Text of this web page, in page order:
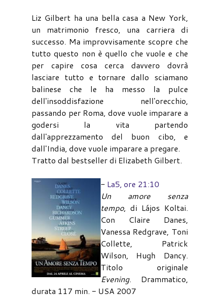
Liz Gilbert ha una bella casa a New York,
un matrimonio fresco, una carriera di
successo. Ma improvvisamente scopre che
tutto questo non è quello che vuole e che
per capire cosa cerca davvero dovrà
lasciare tutto e tornare dallo sciamano
balinese che le ha messo la pulce
dell'insoddisfazione nell'orecchio,
passando per Roma, dove vuole imparare a
godersi la vita partendo
dall'apprezzamento del buon cibo, e
dall'India, dove vuole imparare a pregare.
Tratto dal bestseller di Elizabeth Gilbert.
- La5, ore 21:10
Un amore senza
tempo, di Lájos Koltai.
Con Claire Danes,
Vanessa Redgrave, Toni
Collette, Patrick
Wilson, Hugh Dancy.
Titolo originale
Evening. Drammatico,
durata 117 min. - USA 2007